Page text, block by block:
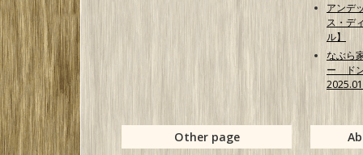
アンデ
ス・デ
ル】
なぶら
ー ド
Other page